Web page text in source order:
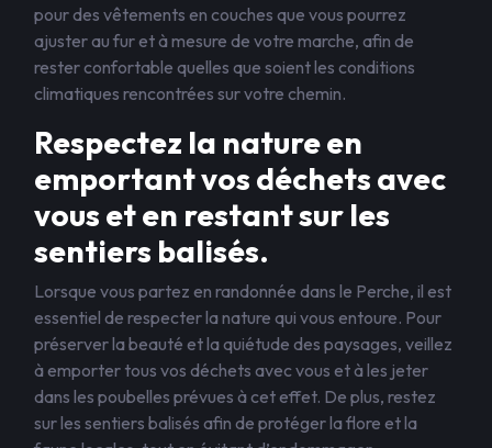
pour des vêtements en couches que vous pourrez
ajuster au fur et à mesure de votre marche, afin de
rester confortable quelles que soient les conditions
climatiques rencontrées sur votre chemin.
Respectez la nature en
emportant vos déchets avec
vous et en restant sur les
sentiers balisés.
Lorsque vous partez en randonnée dans le Perche, il est
essentiel de respecter la nature qui vous entoure. Pour
préserver la beauté et la quiétude des paysages, veillez
à emporter tous vos déchets avec vous et à les jeter
dans les poubelles prévues à cet effet. De plus, restez
sur les sentiers balisés afin de protéger la flore et la